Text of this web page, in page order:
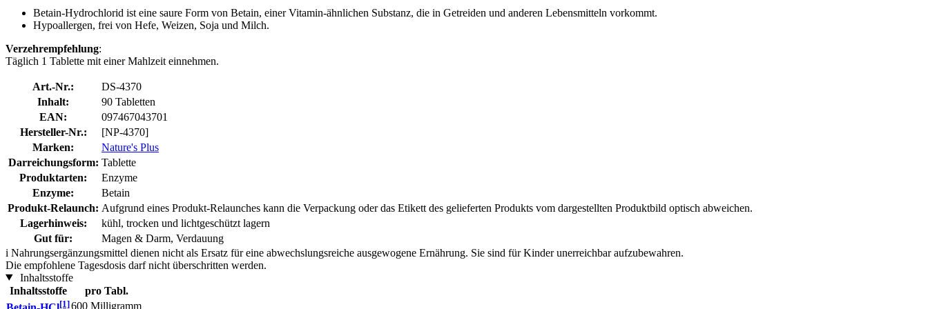
Betain-Hydrochlorid ist eine saure Form von Betain, einer Vitamin-ähnlichen Substanz, die in Getreiden und anderen Lebensmitteln vorkommt.
Hypoallergen, frei von Hefe, Weizen, Soja und Milch.
Verzehrempfehlung:
Täglich 1 Tablette mit einer Mahlzeit einnehmen.
Art.-Nr.:
DS-4370
Inhalt:
90 Tabletten
EAN:
097467043701
Hersteller-Nr.:
[NP-4370]
Marken:
Nature's Plus
Darreichungsform: Tablette
Produktarten:
Enzyme
Enzyme:
Betain
Produkt-Relaunch: Aufgrund eines Produkt-Relaunches kann die Verpackung oder das Etikett des gelieferten Produkts vom dargestellten Produktbild optisch abweichen.
Lagerhinweis:
kühl, trocken und lichtgeschützt lagern
Gut für:
Magen & Darm, Verdauung
i Nahrungsergänzungsmittel dienen nicht als Ersatz für eine abwechslungsreiche ausgewogene Ernährung. Sie sind für Kinder unerreichbar aufzubewahren.
Die empfohlene Tagesdosis darf nicht überschritten werden.
Inhaltsstoffe
Inhaltsstoffe
pro Tabl.
[1]600 Milligramm